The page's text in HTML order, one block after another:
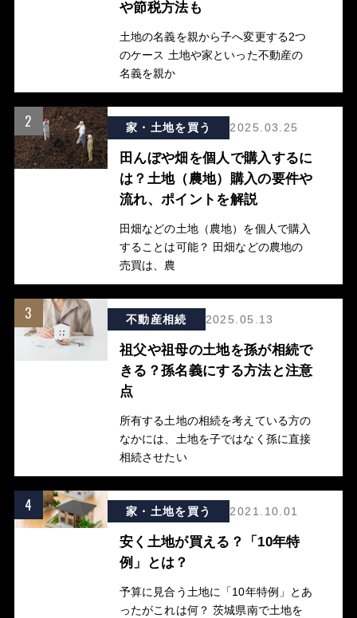
や節税方法も
土地の名義を親から子へ変更する2つ
のケース 土地や家といった不動産の
名義を親か
2 家・土地を買う 2025.03.25
田んぼや畑を個人で購入するに
は？土地（農地）購入の要件や
流れ、ポイントを解説
田畑などの土地（農地）を個人で購入
することは可能？ 田畑などの農地の
売買は、農
3 不動産相続 2025.05.13
祖父や祖母の土地を孫が相続で
きる？孫名義にする方法と注意
点
所有する土地の相続を考えている方の
なかには、土地を子ではなく孫に直接
相続させたい
4 家・土地を買う 2021.10.01
安く土地が買える？「10年特
例」とは？
予算に見合う土地に「10年特例」とあ
ったがこれは何？ 茨城県南で土地を